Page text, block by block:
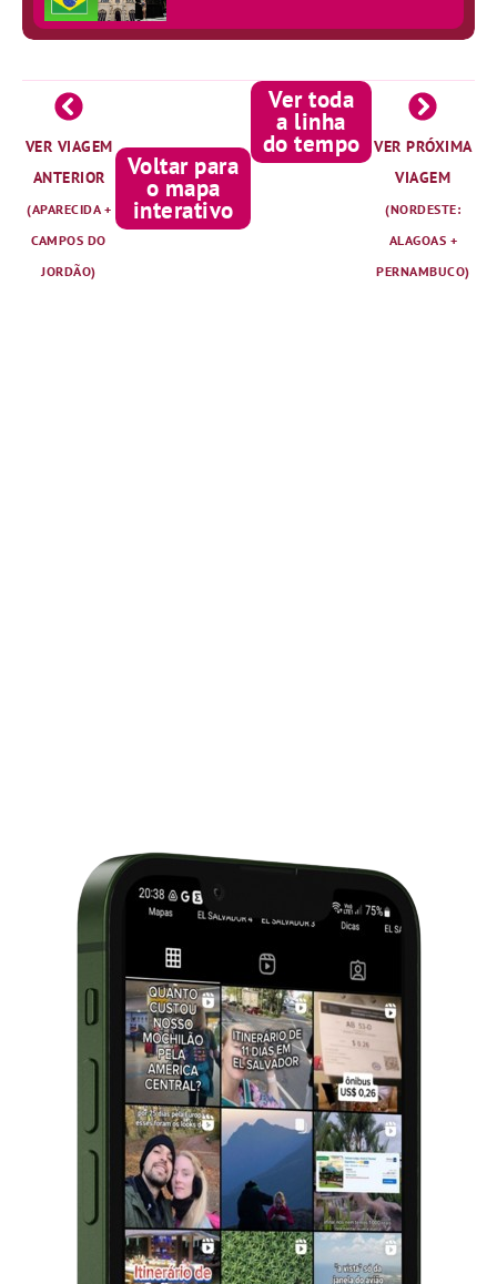
VER VIAGEM
ANTERIOR
(APARECIDA +
CAMPOS DO
JORDÃO)
Voltar para
o mapa
interativo
Ver toda
a linha
do tempo
VER PRÓXIMA
VIAGEM
(NORDESTE:
ALAGOAS +
PERNAMBUCO)